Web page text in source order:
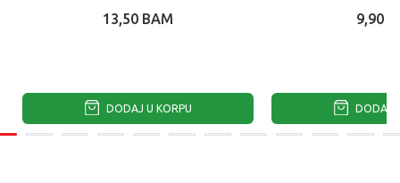
13,50 BAM
DODAJ U KORPU
9,90
DODAJ